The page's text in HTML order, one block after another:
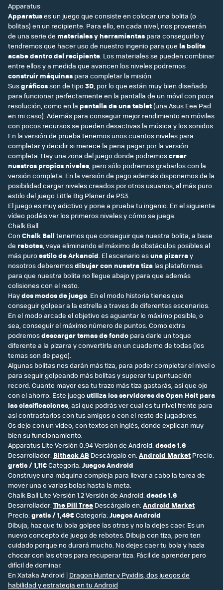
Apparatus
Apparatuses un juego que consiste en colocar una bolita (o
bolitas) en un recipiente. Para ello, en cada nivel, nos proveerán
de una serie de materiales y herramientas para conseguirlo y
tendremos que hacer uso de nuestro ingenio para que la bolita
acabe dentro del recipiente. Los materiales se pueden combinar
entre ellos y a medida que avancen los niveles podremos
construir máquinas para completar la misión.
Susgráficosson de tipo3D, por lo que están muy bien diseñado
para funcionar perfectamente en la pantalla de un móvil con poca
resolución, como en la pantalla de una tablet(una Asus Eee Pad
en mi caso). Además para conseguir mejor rendimiento en móviles
con pocos recursos se pueden desactivas la música y los sonidos.
En la versión de prueba tenemos unos cuantos niveles para
completar y decidir si merece la pena pagar por la versión
completa. Hay una zona del juego donde podremoscrear
nuestros propios niveles, pero sólo podremos grabarlos con la
versión completa. En la versión de pago además disponemos de la
posibilidad cargar niveles creados por otros usuarios, al más puro
estilo del juego Little Big Planer de PS3.
El juego es muy adictivo y pone a prueba tu ingenio. En el siguiente
vídeo podéis ver los primeros niveles y cómo se juega.
Chalk Ball
Con Chalk Ball tenemos que conseguir que nuestra bolita, a base
de rebotes, vaya eliminando el máximo de obstáculos posibles al
más puroestilo de Arkanoid. El escenario esuna pizarray
nosotros deberemosdibujar con nuestra tiza las plataformas
para que nuestra bolita no llegue abajo y para que además
colisiones con el resto.
Haydos modos de juego. En el modo historia tienes que
conseguir golpear a la estrella a traves de diferentes escenarios.
En el modo arcade el objetivo es aguantar lo máximo posible, o
sea, conseguir el máximo número de puntos. Como extra
podremosdescargar temas de fondo para darle un toque
diferente a la pizarra y convertirla en un cuaderno de todas (los
temas son de pago).
Algunas bolitas nos darán más tiza, para poder completar el nivel o
para seguir golpeando más bolitas y superar tu puntuación
record. Cuanto mayor esa tu trazo más tiza gastarás, así que ojo
con el ahorro. Este juegoutiliza los servidores de Open Heit para
las clasificaciones, así que podrás ver cual es tu nivel frente para
así contrastarlos con tus amigos o con el resto de jugadores.
Os dejo con un vídeo, con textos en inglés, donde explican muy
bien su funcionamiento.
Apparatus Lite Versión 0.94 Versión de Android: desde 1.6
Desarrollador: Bithack AB Descárgalo en: Android Market Precio:
gratis / 1,11€Categoría: Juegos Android
Construye una máquina compleja para llevar a cabo la tarea de
mover una o varias bolas hasta la meta.
Chalk Ball Lite Versión 1.2 Versión de Android: desde 1.6
Desarrollador: The Pill Tree Descárgalo en: Android Market
Precio: gratis / 1,49€Categoría: Juegos Android
Dibuja, haz que tu bola golpee las otras y no la dejes caer. Es un
nuevo concepto de juego de rebotes. Dibuja con tiza, pero ten
cuidado porque no durará mucho. No dejes caer tu bola y hazla
chocar con las otras para recuperar tiza. Fácil de aprender pero
difícil de dominar.
En Xataka Android | Dragon Hunter y Pyxidis, dos juegos de
habilidad y estrategia en tu Android